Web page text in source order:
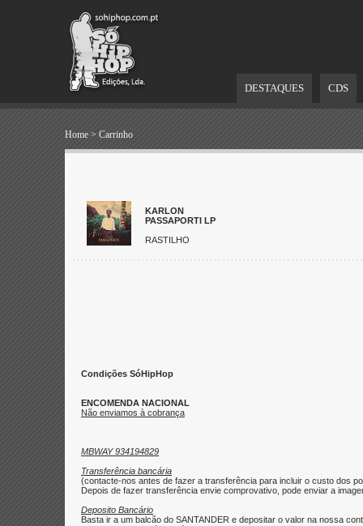
DESTAQUES CDS
Home > Carrinho
KARLON
PASSAPORTI LP
RASTILHO
Condições SóHipHop
ENCOMENDA NACIONAL
Não enviamos à cobrança
MBWAY 934194829
Transferência bancária
(contacte-nos antes de fazer a transferência para incluir o custo dos
Depois de fazer transferência envie comprovativo, pode enviar a
Deposito Bancário
Basta ir a um balcão do SANTANDER e depositar o valor na nossa